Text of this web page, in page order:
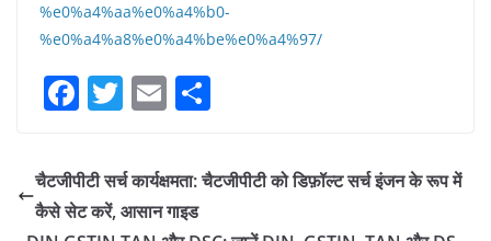
%e0%a4%aa%e0%a4%b0-
%e0%a4%a8%e0%a4%be%e0%a4%97/
F
a
c
e
T
w
itt
er
E
m
l
ar
e
चैटजीपीटी सर्च कार्यक्षमता: चैटजीपीटी को डिफ़ॉल्ट सर्च इंजन के रूप में
कैसे सेट करें, आसान गाइड